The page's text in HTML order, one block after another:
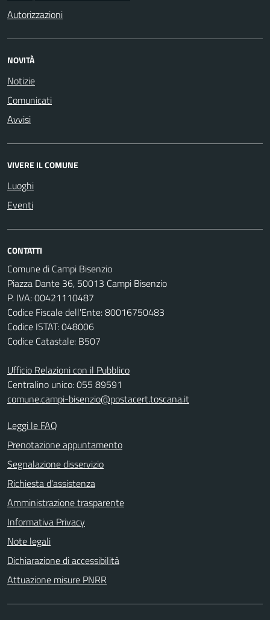
Autorizzazioni
NOVITÀ
Notizie
Comunicati
Avvisi
VIVERE IL COMUNE
Luoghi
Eventi
CONTATTI
Comune di Campi Bisenzio
Piazza Dante 36, 50013 Campi Bisenzio
P. IVA: 00421110487
Codice Fiscale dell'Ente: 80016750483
Codice ISTAT: 048006
Codice Catastale: B507
Ufficio Relazioni con il Pubblico
Centralino unico: 055 89591
comune.campi-bisenzio@postacert.toscana.it
Leggi le FAQ
Prenotazione appuntamento
Segnalazione disservizio
Richiesta d'assistenza
Amministrazione trasparente
Informativa Privacy
Note legali
Dichiarazione di accessibilità
Attuazione misure PNRR